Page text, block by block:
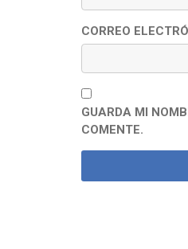
CORREO
GUARDA MI
COMENTE.